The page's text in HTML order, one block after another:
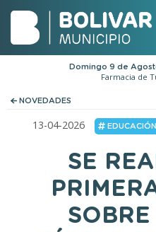
Domingo 9 de
Farmacia de
NOVEDADES
13-04-2026 EDUCACIÓN
SE